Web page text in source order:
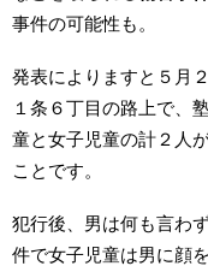
事件の可能性も。
発表によりますと５月
１条６丁目の路上で、
童と女子児童の計２人
ことです。
犯行後、男は何も言わ
件で女子児童は男に顔